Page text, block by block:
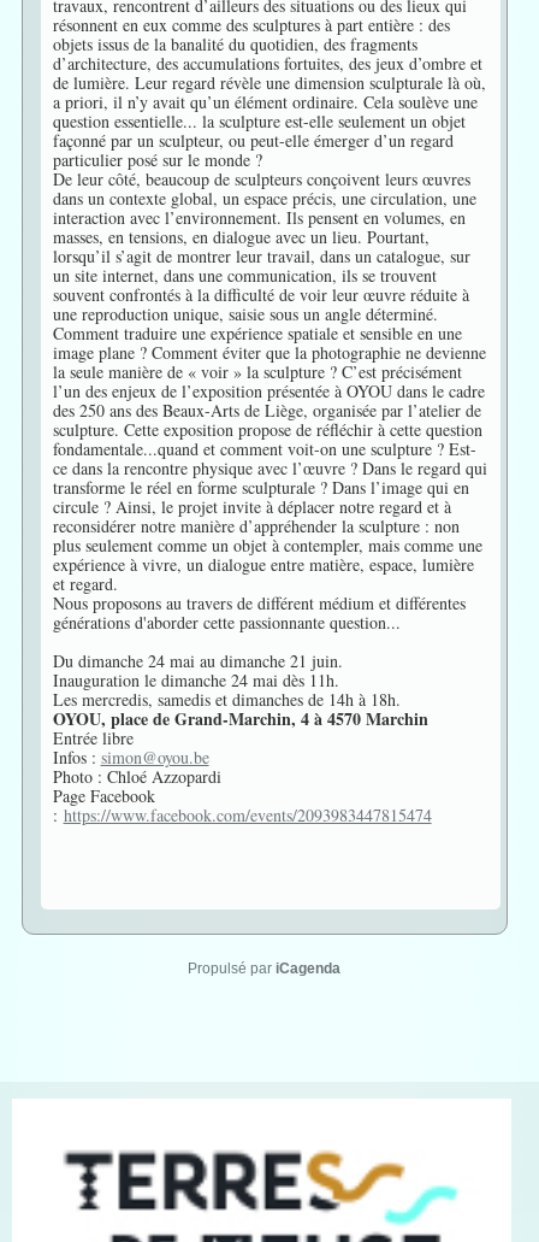
travaux, rencontrent d’ailleurs des situations ou des lieux qui
résonnent en eux comme des sculptures à part entière : des
objets issus de la banalité du quotidien, des fragments
d’architecture, des accumulations fortuites, des jeux d’ombre et
de lumière. Leur regard révèle une dimension sculpturale là où,
a priori, il n’y avait qu’un élément ordinaire. Cela soulève une
question essentielle... la sculpture est-elle seulement un objet
façonné par un sculpteur, ou peut-elle émerger d’un regard
particulier posé sur le monde ?
De leur côté, beaucoup de sculpteurs conçoivent leurs œuvres
dans un contexte global, un espace précis, une circulation, une
interaction avec l’environnement. Ils pensent en volumes, en
masses, en tensions, en dialogue avec un lieu. Pourtant,
lorsqu’il s’agit de montrer leur travail, dans un catalogue, sur
un site internet, dans une communication, ils se trouvent
souvent confrontés à la difficulté de voir leur œuvre réduite à
une reproduction unique, saisie sous un angle déterminé.
Comment traduire une expérience spatiale et sensible en une
image plane ? Comment éviter que la photographie ne devienne
la seule manière de « voir » la sculpture ? C’est précisément
l’un des enjeux de l’exposition présentée à OYOU dans le cadre
des 250 ans des Beaux-Arts de Liège, organisée par l’atelier de
sculpture. Cette exposition propose de réfléchir à cette question
fondamentale...quand et comment voit-on une sculpture ? Est-
ce dans la rencontre physique avec l’œuvre ? Dans le regard qui
transforme le réel en forme sculpturale ? Dans l’image qui en
circule ? Ainsi, le projet invite à déplacer notre regard et à
reconsidérer notre manière d’appréhender la sculpture : non
plus seulement comme un objet à contempler, mais comme une
expérience à vivre, un dialogue entre matière, espace, lumière
et regard.
Nous proposons au travers de différent médium et différentes
générations d'aborder cette passionnante question...
Du dimanche 24 mai au dimanche 21 juin.
Inauguration le dimanche 24 mai dès 11h.
Les mercredis, samedis et dimanches de 14h à 18h.
OYOU, place de Grand-Marchin, 4 à 4570 Marchin
Entrée libre
Infos : simon@oyou.be
Photo : Chloé Azzopardi
Page Facebook
: https://www.facebook.com/events/2093983447815474
Propulsé par iCagenda